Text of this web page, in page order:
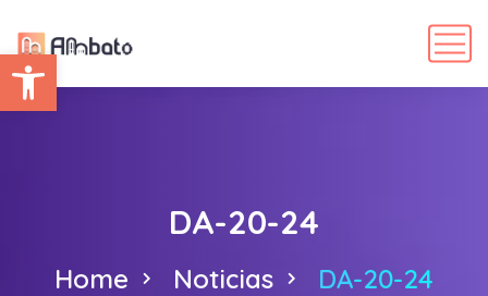
Abrir barra de herramientas
DA-20-24
Home Noticias DA-20-24